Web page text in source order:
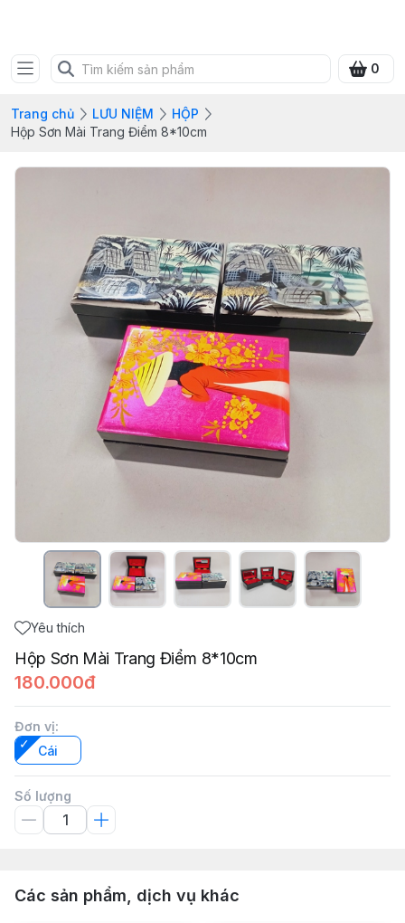
0
Trang chủ LƯU NIỆM
HỘP
Hộp Sơn Mài Trang Điểm 8*10cm
Yêu thích
Hộp Sơn Mài Trang Điểm 8*10cm
180.000đ
Đơn vị:
Cái
Số lượng
Các sản phẩm, dịch vụ khác